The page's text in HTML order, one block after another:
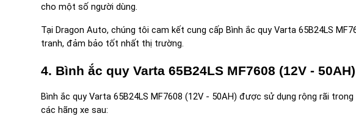
cho một số người dùng.
Tại Dragon Auto, chúng tôi cam kết cung cấp Bình ắc quy Varta 65B24LS
tranh, đảm bảo tốt nhất thị trường.
4. Bình ắc quy Varta 65B24LS MF7608 (12V -
Bình ắc quy Varta 65B24LS MF7608 (12V - 50AH) được sử dụng rộng rãi
các hãng xe sau: